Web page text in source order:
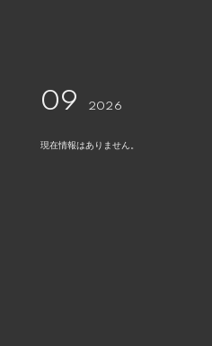
09 2026
現在情報はありません。